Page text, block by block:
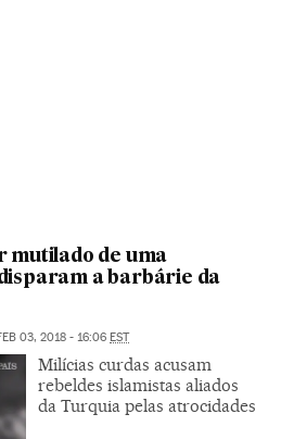
mutilado de uma
a barbárie da
03, 2018 - 16:06 EST
Milícias curdas acusam
rebeldes islamistas aliados
da Turquia pelas atrocidades